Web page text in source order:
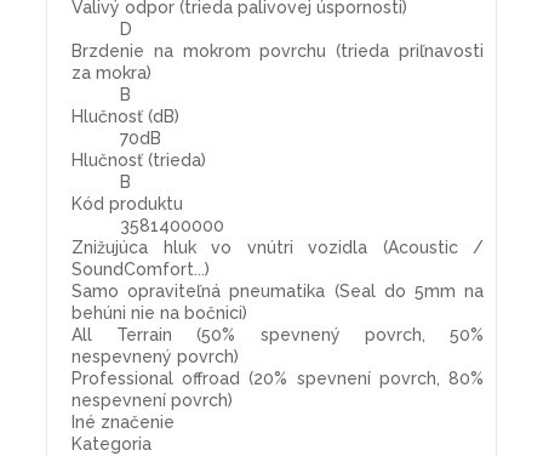
Valivý odpor (trieda palivovej úspornosti)
D
Brzdenie na mokrom povrchu (trieda priľnavosti
za mokra)
B
Hlučnosť (dB)
70dB
Hlučnosť (trieda)
B
Kód produktu
3581400000
Znižujúca hluk vo vnútri vozidla (Acoustic /
SoundComfort...)
Samo opraviteľná pneumatika (Seal do 5mm na
behúni nie na bočnici)
All Terrain (50% spevnený povrch, 50%
nespevnený povrch)
Professional offroad (20% spevnení povrch, 80%
nespevnení povrch)
Iné značenie
Kategoria